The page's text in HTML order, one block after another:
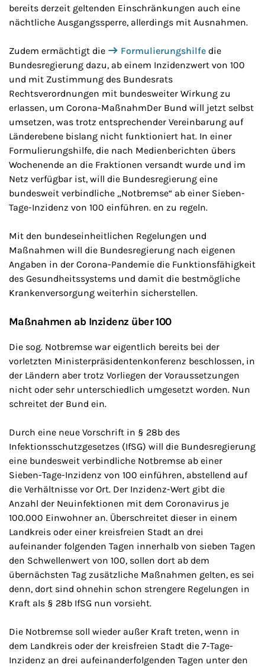
bereits derzeit geltenden Einschränkungen auch eine
nächtliche Ausgangssperre, allerdings mit Ausnahmen.
Zudem ermächtigt die Formulierungshilfe die
Bundesregierung dazu, ab einem Inzidenzwert von 100
und mit Zustimmung des Bundesrats
Rechtsverordnungen mit bundesweiter Wirkung zu
erlassen, um Corona-MaßnahmDer Bund will jetzt selbst
umsetzen, was trotz entsprechender Vereinbarung auf
Länderebene bislang nicht funktioniert hat. In einer
Formulierungshilfe, die nach Medienberichten übers
Wochenende an die Fraktionen versandt wurde und im
Netz verfügbar ist, will die Bundesregierung eine
bundesweit verbindliche „Notbremse“ ab einer Sieben-
Tage-Inzidenz von 100 einführen. en zu regeln.
Mit den bundeseinheitlichen Regelungen und
Maßnahmen will die Bundesregierung nach eigenen
Angaben in der Corona-Pandemie die Funktionsfähigkeit
des Gesundheitssystems und damit die bestmögliche
Krankenversorgung weiterhin sicherstellen.
Maßnahmen ab Inzidenz über 100
Die sog. Notbremse war eigentlich bereits bei der
vorletzten Ministerpräsidentenkonferenz beschlossen, in
der Ländern aber trotz Vorliegen der Voraussetzungen
nicht oder sehr unterschiedlich umgesetzt worden. Nun
schreitet der Bund ein.
Durch eine neue Vorschrift in § 28b des
Infektionsschutzgesetzes (IfSG) will die Bundesregierung
eine bundesweit verbindliche Notbremse ab einer
Sieben-Tage-Inzidenz von 100 einführen, abstellend auf
die Verhältnisse vor Ort. Der Inzidenz-Wert gibt die
Anzahl der Neuinfektionen mit dem Coronavirus je
100.000 Einwohner an. Überschreitet dieser in einem
Landkreis oder einer kreisfreien Stadt an drei
aufeinander folgenden Tagen innerhalb von sieben Tagen
den Schwellenwert von 100, sollen dort ab dem
übernächsten Tag zusätzliche Maßnahmen gelten, es sei
denn, dort sind ohnehin schon strengere Regelungen in
Kraft als § 28b IfSG nun vorsieht.
Die Notbremse soll wieder außer Kraft treten, wenn in
dem Landkreis oder der kreisfreien Stadt die 7-Tage-
Inzidenz an drei aufeinanderfolgenden Tagen unter den